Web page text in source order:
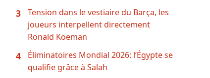
3
Tension dans le vestiaire du Barça, les
joueurs interpellent directement
Ronald Koeman
4
Éliminatoires Mondial 2026: l’Égypte se
qualifie grâce à Salah